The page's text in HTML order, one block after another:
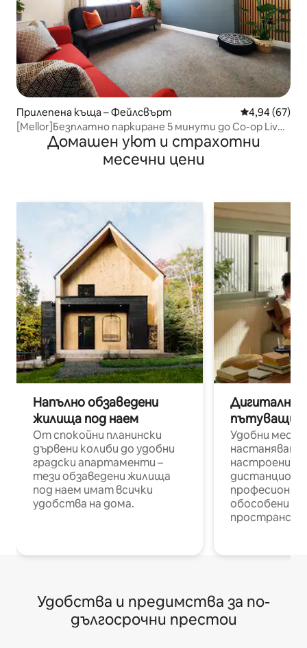
Прилепена къща – Фейлсвърт Средна
4,94 (67)
[Mellor]Безплатно паркиране 5 минути до Co-op Live
и EtihadДомашен уют и страхотни
месечни цени
Напълно обзаведени
жилища под наем
От спокойни планински
дървени колиби до удобни
градски апартаменти –
тези обзаведени жилища
под наем имат всички
удобства на дома.
Дигитални
пътуващи
Удобни
настаняване
настроени и
обособени
Удобства и предимства за по-
дългосрочни престои